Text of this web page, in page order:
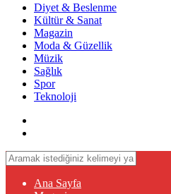
Diyet & Beslenme
Kültür & Sanat
Magazin
Moda & Güzellik
Müzik
Sağlık
Spor
Teknoloji
Ana Sayfa